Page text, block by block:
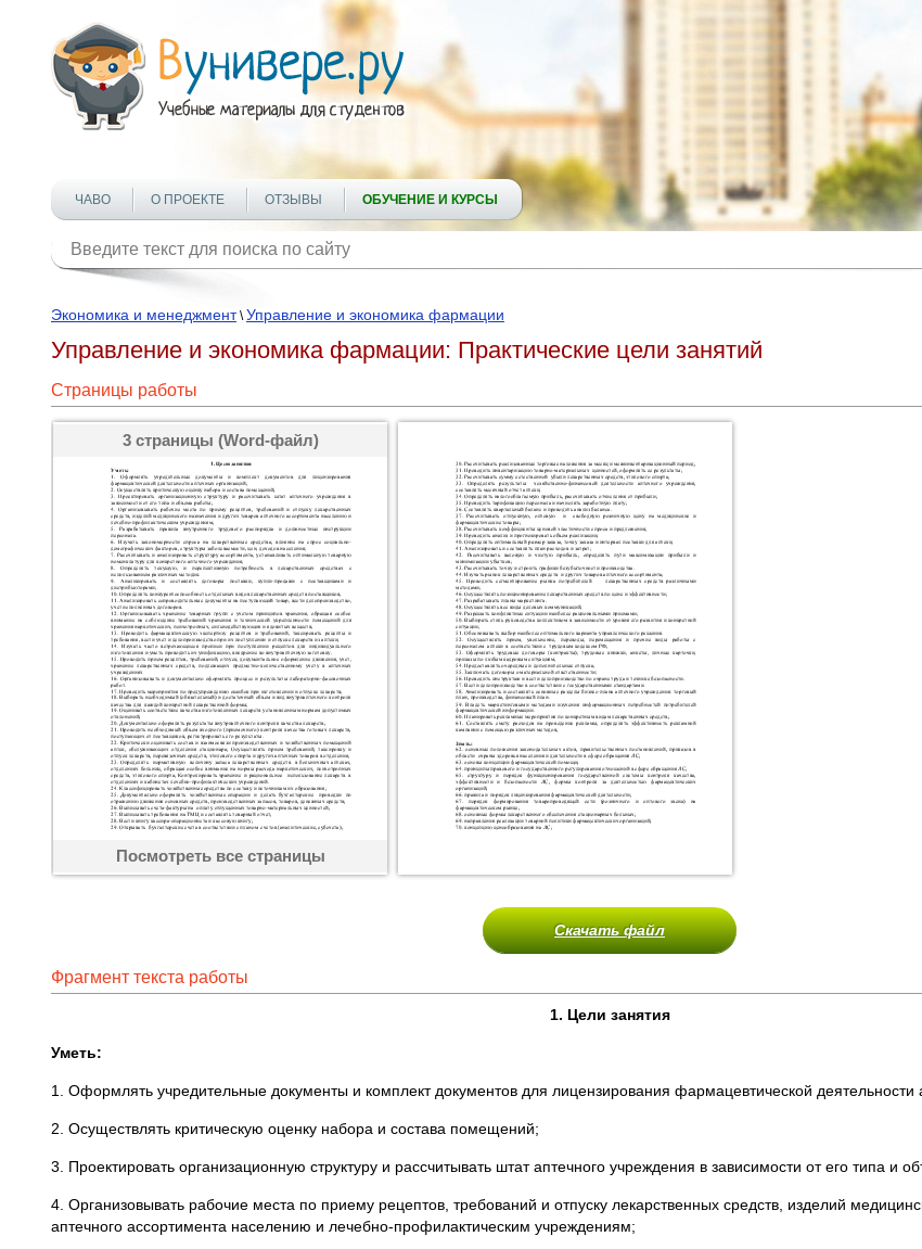
ЧАВО О ПРОЕКТЕ ОТЗЫВЫ ОБУЧЕНИЕ И КУРСЫ
Экономика и менеджмент\Управление и экономика фармации
Управление и экономика фармации: Практические цели занятий
Страницы работы
3 страницы (Word-файл)
Посмотреть все страницы
Скачать файл
Фрагмент текста работы
1. Цели занятия
Уметь:
1. Оформлять учредительные документы и комплект документов для лицензирования фармацевтической деятельности
2. Осуществлять критическую оценку набора и состава помещений;
3. Проектировать организационную структуру и рассчитывать штат аптечного учреждения в зависимости от его типа и
4. Организовывать рабочие места по приему рецептов, требований и отпуску лекарственных средств, изделий
аптечного ассортимента населению и лечебно-профилактическим учреждениям;